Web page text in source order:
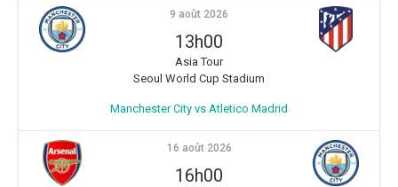
9 août 2026
13h00
Asia Tour
Seoul World Cup Stadium
Manchester City vs Atletico Madrid
16 août 2026
16h00